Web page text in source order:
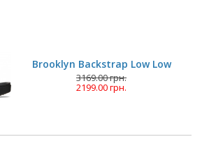
Brooklyn Backstrap Low Low
3169.00 грн.
2199.00 грн.